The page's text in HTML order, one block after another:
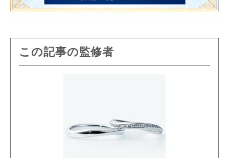
この記事の監修者